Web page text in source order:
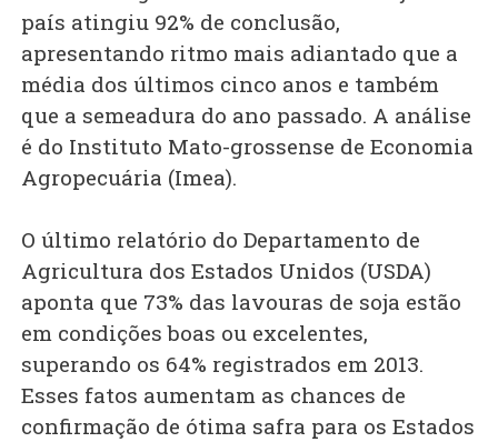
país atingiu 92% de conclusão,
apresentando ritmo mais adiantado que a
média dos últimos cinco anos e também
que a semeadura do ano passado. A análise
é do Instituto Mato-grossense de Economia
Agropecuária (Imea).
O último relatório do Departamento de
Agricultura dos Estados Unidos (USDA)
aponta que 73% das lavouras de soja estão
em condições boas ou excelentes,
superando os 64% registrados em 2013.
Esses fatos aumentam as chances de
confirmação de ótima safra para os Estados